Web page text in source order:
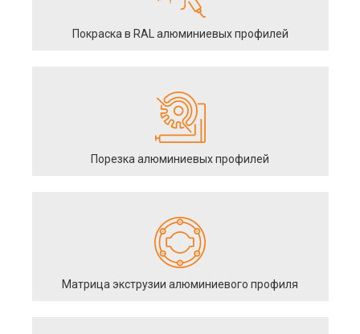
Покраска в RAL алюминиевых профилей
Порезка алюминиевых профилей
Матрица экструзии алюминиевого профиля